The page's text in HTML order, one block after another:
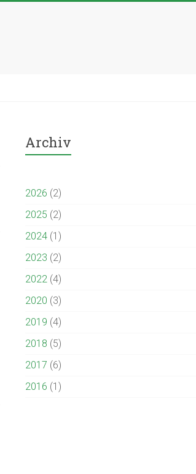
Archiv
2026 (2)
2025 (2)
2024 (1)
2023 (2)
2022 (4)
2020 (3)
2019 (4)
2018 (5)
2017 (6)
2016 (1)